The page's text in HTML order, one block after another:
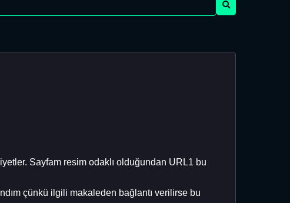
Sayfam resim odaklı olduğundan URL1 bu
çünkü ilgili makaleden bağlantı verilirse bu